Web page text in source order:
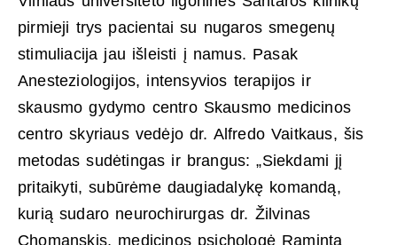
pirmieji trys pacientai su nugaros smegenų
stimuliacija jau išleisti į namus. Pasak
Anesteziologijos, intensyvios terapijos ir
skausmo gydymo centro Skausmo medicinos
centro skyriaus vedėjo dr. Alfredo Vaitkaus, šis
metodas sudėtingas ir brangus: „Siekdami jį
pritaikyti, subūrėme daugiadalykę komandą,
kurią sudaro neurochirurgas dr. Žilvinas
Chomanskis, medicinos psichologė Raminta